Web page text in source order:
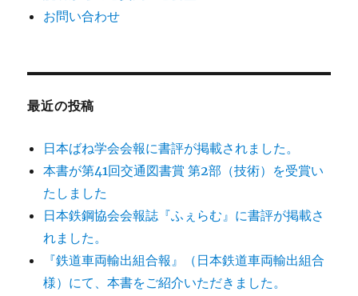
お問い合わせ
最近の投稿
日本ばね学会会報に書評が掲載されました。
本書が第41回交通図書賞 第2部（技術）を受賞い
たしました
日本鉄鋼協会会報誌『ふぇらむ』に書評が掲載さ
れました。
『鉄道車両輸出組合報』（日本鉄道車両輸出組合
様）にて、本書をご紹介いただきました。